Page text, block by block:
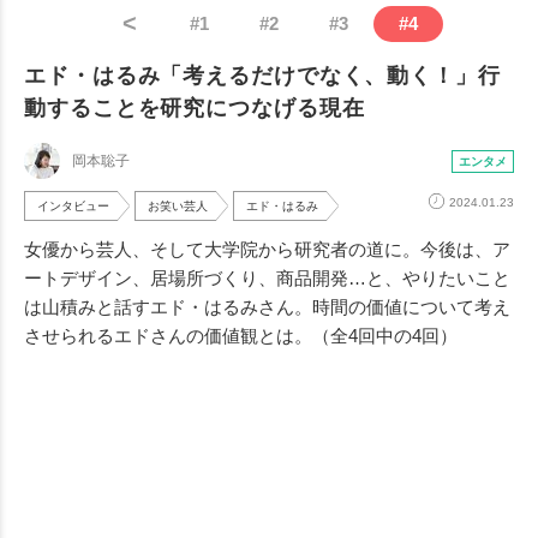
< #1 #2 #3 #4
エド・はるみ「考えるだけでなく、動く！」行
動することを研究につなげる現在
岡本聡子 エンタメ
インタビュー お笑い芸人 エド・はるみ 2024.01.23
女優から芸人、そして大学院から研究者の道に。今後は、ア
ートデザイン、居場所づくり、商品開発…と、やりたいこと
は山積みと話すエド・はるみさん。時間の価値について考え
させられるエドさんの価値観とは。（全4回中の4回）